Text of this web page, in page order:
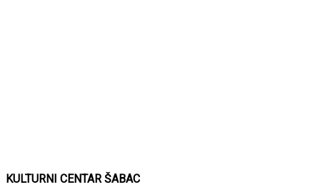
KULTURNI CENTAR ŠABAC